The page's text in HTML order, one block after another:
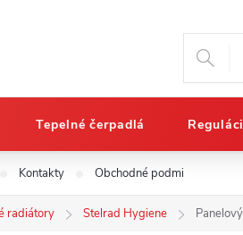
Kontakty Obchodné podmienky
Tepelné čerpadlá
radiátory Stelrad Hygiene